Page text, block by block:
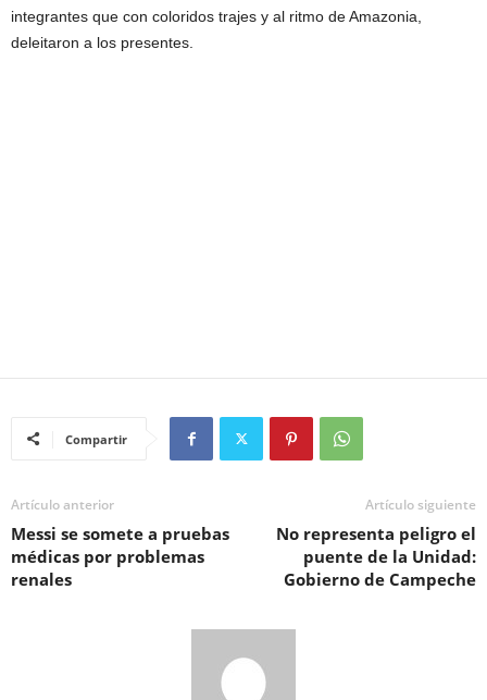
integrantes que con coloridos trajes y al ritmo de Amazonia,
deleitaron a los presentes.
Compartir
Artículo anterior
Messi se somete a pruebas
médicas por problemas
renales
Artículo siguiente
No representa peligro el
puente de la Unidad:
Gobierno de Campeche